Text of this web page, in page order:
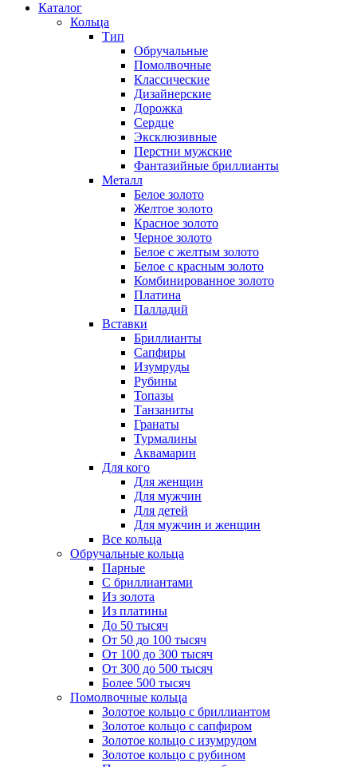
Каталог
Кольца
Тип
Обручальные
Помолвочные
Классические
Дизайнерские
Дорожка
Сердце
Эксклюзивные
Перстни мужские
Фантазийные бриллианты
Металл
Белое золото
Желтое золото
Красное золото
Черное золото
Белое с желтым золото
Белое с красным золото
Комбинированное золото
Платина
Палладий
Вставки
Бриллианты
Сапфиры
Изумруды
Рубины
Топазы
Танзаниты
Гранаты
Турмалины
Аквамарин
Для кого
Для женщин
Для мужчин
Для детей
Для мужчин и женщин
Все кольца
Обручальные кольца
Парные
С бриллиантами
Из золота
Из платины
До 50 тысяч
От 50 до 100 тысяч
От 100 до 300 тысяч
От 300 до 500 тысяч
Более 500 тысяч
Помолвочные кольца
Золотое кольцо с бриллиантом
Золотое кольцо с сапфиром
Золотое кольцо с изумрудом
Золотое кольцо с рубином